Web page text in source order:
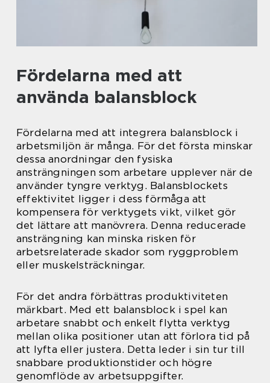
Fördelarna med att
använda balansblock
Fördelarna med att integrera balansblock i
arbetsmiljön är många. För det första minskar
dessa anordningar den fysiska
ansträngningen som arbetare upplever när de
använder tyngre verktyg. Balansblockets
effektivitet ligger i dess förmåga att
kompensera för verktygets vikt, vilket gör
det lättare att manövrera. Denna reducerade
ansträngning kan minska risken för
arbetsrelaterade skador som ryggproblem
eller muskelsträckningar.
För det andra förbättras produktiviteten
märkbart. Med ett balansblock i spel kan
arbetare snabbt och enkelt flytta verktyg
mellan olika positioner utan att förlora tid på
att lyfta eller justera. Detta leder i sin tur till
snabbare produktionstider och högre
genomflöde av arbetsuppgifter.